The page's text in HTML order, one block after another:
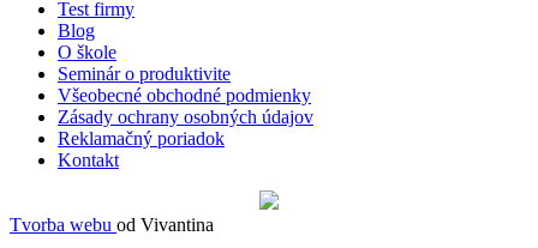
Test firmy
Blog
O škole
Seminár o produktivite
Všeobecné obchodné podmienky
Zásady ochrany osobných údajov
Reklamačný poriadok
Kontakt
Tvorba webu od Vivantina